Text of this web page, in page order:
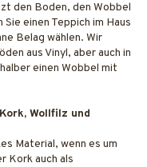
den Boden, den Wobbel
einen Teppich im Haus
Belag wählen. Wir
aus Vinyl, aber auch in
einen Wobbel mit
Wollfilz und
Material, wenn es um
Kork auch als